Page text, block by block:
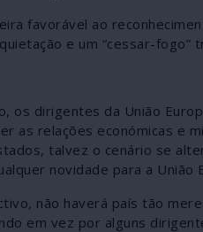
favorável ao
e um “cessar-fogo”
os dirigentes da União
as relações económicas e
talvez o cenário se
novidade para a
não haverá país tão
em vez por alguns